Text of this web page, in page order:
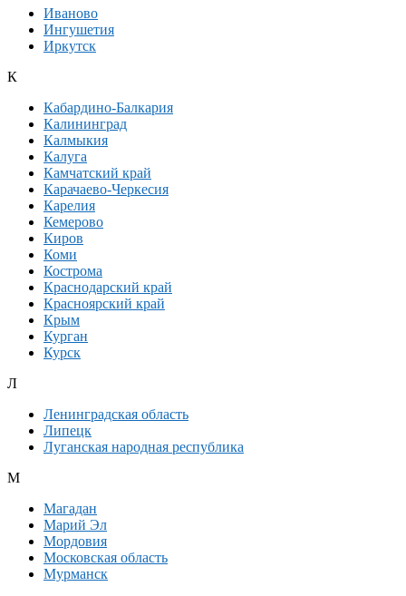
Иваново
Ингушетия
Иркутск
К
Кабардино-Балкария
Калининград
Калмыкия
Калуга
Камчатский край
Карачаево-Черкесия
Карелия
Кемерово
Киров
Коми
Кострома
Краснодарский край
Красноярский край
Крым
Курган
Курск
Л
Ленинградская область
Липецк
Луганская народная республика
М
Магадан
Марий Эл
Мордовия
Московская область
Мурманск